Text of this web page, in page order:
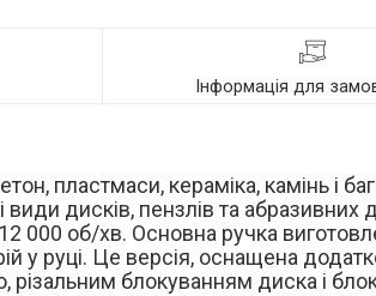
Інформація для
пластмаси, кераміка, камінь і
дисків, пензлів та абразивних
000 об/хв. Основна ручка
у руці. Це версія, оснащена
блокуванням диска і